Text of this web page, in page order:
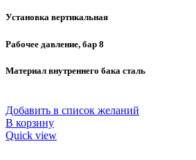
Установка вертикальная
Рабочее давление, бар 8
Материал внутреннего бака сталь
Добавить в список желаний
В корзину
Quick view